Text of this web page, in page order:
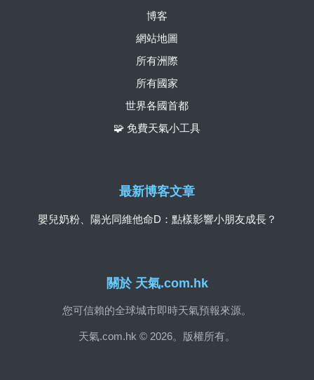
關於 天氣.com.hk
您可信賴的全球城市即時天氣預報來源。
天氣.com.hk © 2026。版權所有。
博客
網站地圖
所有洲際
所有國家
世界各國首都
🧩 免費天氣小工具
最新博客文章
嬰兒奶粉、陽光同維他命D：點樣影響小朋友成長？